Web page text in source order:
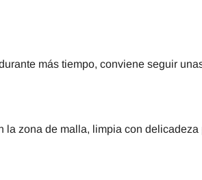
más tiempo, conviene seguir
zona de malla, limpia con delicadeza